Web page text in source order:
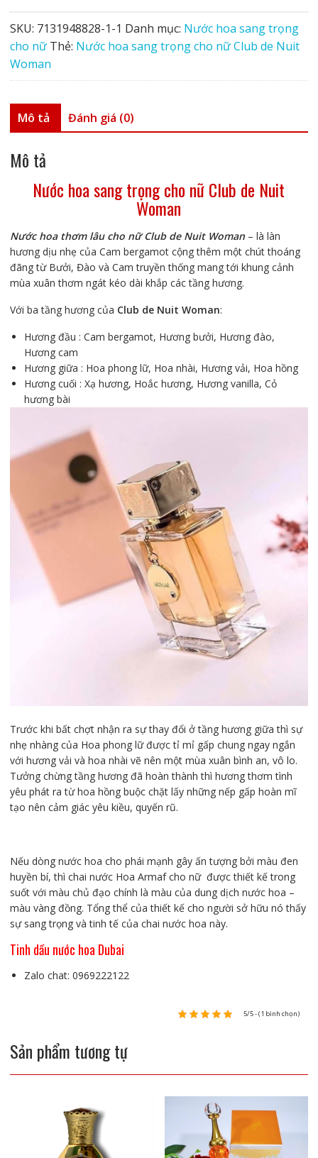
sang
trọng
cho
nữ
Club
Nuit
Woman
số
lượng
SKU: 7131948828-1-1 Danh mục: Nước hoa sang trọng
cho nữ Thẻ: Nước hoa sang trọng cho nữ Club de Nuit
Woman
Mô tả Đánh giá (0)
Mô tả
Nước hoa sang trọng cho nữ Club de Nuit
Woman
Nước hoa thơm lâu cho nữ Club de Nuit Woman– là làn
hương dịu nhẹ của Cam bergamot cộng thêm một chút thoáng
đãng từ Bưởi, Đào và Cam truyền thống mang tới khung cảnh
mùa xuân thơm ngát kéo dài khắp các tầng hương.
Với ba tầng hương của Club de Nuit Woman:
Hương đầu : Cam bergamot, Hương bưởi, Hương đào,
Hương cam
Hương giữa : Hoa phong lữ, Hoa nhài, Hương vải, Hoa hồng
Hương cuối : Xạ hương, Hoắc hương, Hương vanilla, Cỏ
hương bài
Trước khi bất chợt nhận ra sự thay đổi ở tầng hương giữa thì sự
nhẹ nhàng của Hoa phong lữ được tỉ mỉ gấp chung ngay ngắn
với hương vải và hoa nhài vẽ nên một mùa xuân bình an, vô lo.
Tưởng chừng tầng hương đã hoàn thành thì hương thơm tình
yêu phát ra từ hoa hồng buộc chặt lấy những nếp gấp hoàn mĩ
tạo nên cảm giác yêu kiều, quyến rũ.
Nếu dòng nước hoa cho phái mạnh gây ấn tượng bởi màu đen
huyền bí, thì chai nước Hoa Armaf cho nữ được thiết kế trong
suốt với màu chủ đạo chính là màu của dung dịch nước hoa –
màu vàng đồng. Tổng thể của thiết kế cho người sở hữu nó thấy
sự sang trọng và tinh tế của chai nước hoa này.
Tinh dầu nước hoa Dubai
Zalo chat: 0969222122
5/5 - (1 bình chọn)
Sản phẩm tương tự